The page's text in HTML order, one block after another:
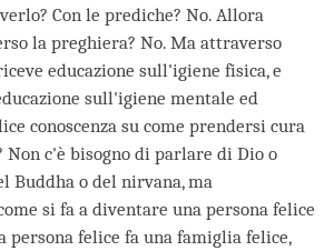
Con le prediche? No. Allora
la preghiera? No. Ma attraverso
educazione sull'igiene fisica, e
sull'igiene mentale ed
conoscenza su come prendersi cura
Non c'è bisogno di parlare di Dio o
Buddha o del nirvana, ma
si fa a diventare una persona felice
persona felice fa una famiglia felice,